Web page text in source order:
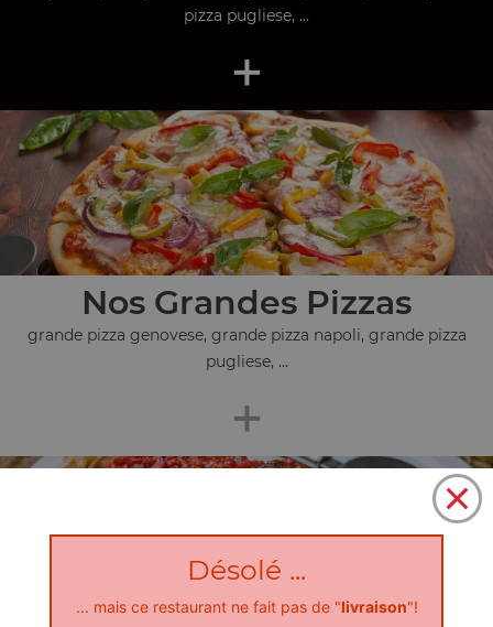
pizza pugliese, ...
+
Nos Grandes Pizzas
grande pizza genovese, grande pizza napoli, grande pizza
pugliese, ...
+
Désolé ...
... mais ce restaurant ne fait pas de "livraison"!